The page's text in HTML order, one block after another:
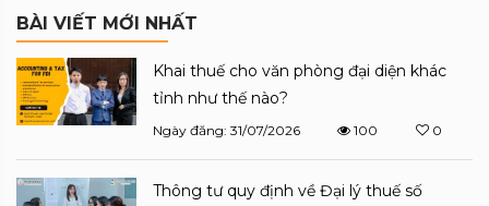
BÀI VIẾT MỚI NHẤT
Khai thuế cho văn phòng đại diện khác
tỉnh như thế nào?
Ngày đăng: 31/07/2026 100 0
Thông tư quy định về Đại lý thuế số